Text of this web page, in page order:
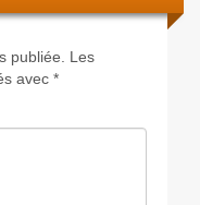
publiée. Les
avec *